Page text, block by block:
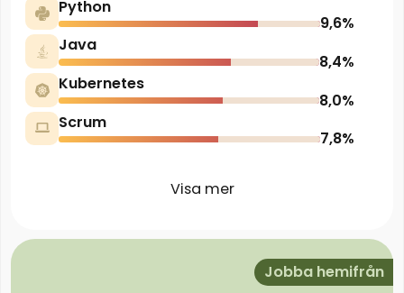
Python
9,6%
Java
8,4%
Kubernetes
8,0%
Scrum
7,8%
Visa mer
Jobba hemifrån